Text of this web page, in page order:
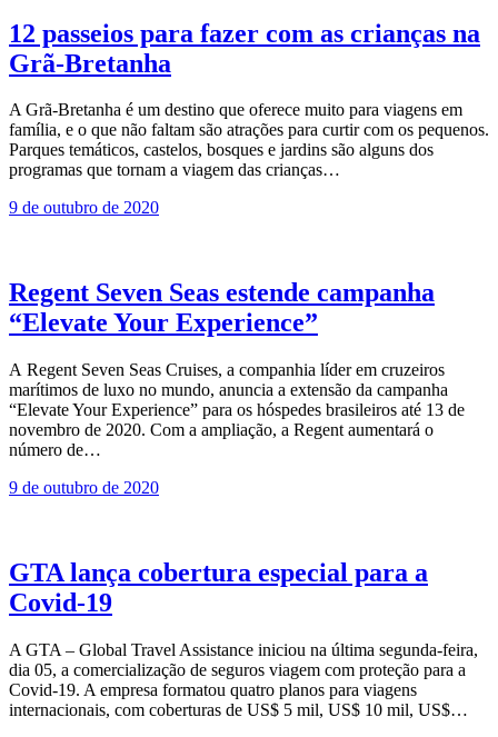
12 passeios para fazer com as crianças na
Grã-Bretanha
A Grã-Bretanha é um destino que oferece muito para viagens em
família, e o que não faltam são atrações para curtir com os pequenos.
Parques temáticos, castelos, bosques e jardins são alguns dos
programas que tornam a viagem das crianças…
9 de outubro de 2020
Regent Seven Seas estende campanha
“Elevate Your Experience”
A Regent Seven Seas Cruises, a companhia líder em cruzeiros
marítimos de luxo no mundo, anuncia a extensão da campanha
“Elevate Your Experience” para os hóspedes brasileiros até 13 de
novembro de 2020. Com a ampliação, a Regent aumentará o
número de…
9 de outubro de 2020
GTA lança cobertura especial para a
Covid-19
A GTA – Global Travel Assistance iniciou na última segunda-feira,
dia 05, a comercialização de seguros viagem com proteção para a
Covid-19. A empresa formatou quatro planos para viagens
internacionais, com coberturas de US$ 5 mil, US$ 10 mil, US$…